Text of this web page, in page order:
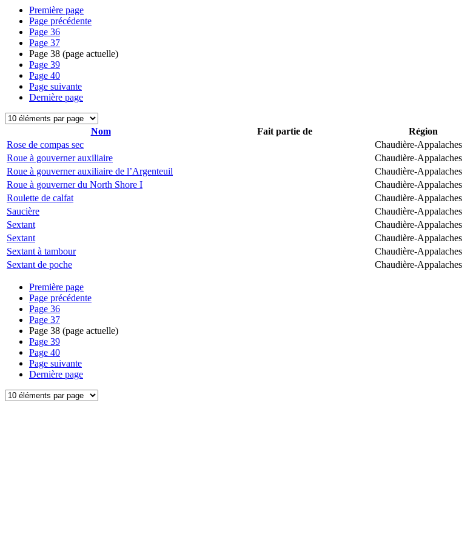
Première page
Page précédente
Page 36
Page 37
Page 38 (page actuelle)
Page 39
Page 40
Page suivante
Dernière page
Nom Fait partie de Région
Rose de compas sec
Chaudière-Appalaches
Roue à gouverner auxiliaire
Chaudière-Appalaches
Roue à gouverner auxiliaire de l’Argenteuil
Chaudière-Appalaches
Roue à gouverner du North Shore I
Chaudière-Appalaches
Roulette de calfat
Chaudière-Appalaches
Saucière
Chaudière-Appalaches
Sextant
Chaudière-Appalaches
Sextant
Chaudière-Appalaches
Sextant à tambour
Chaudière-Appalaches
Sextant de poche
Chaudière-Appalaches
Première page
Page précédente
Page 36
Page 37
Page 38 (page actuelle)
Page 39
Page 40
Page suivante
Dernière page